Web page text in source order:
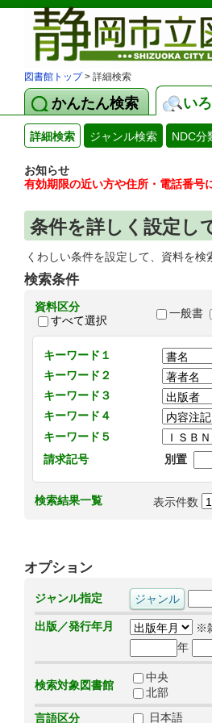
図書館トップ> 詳細検索
かんたん検索 い
詳細検索 ジャンル検索 NDC分
お知らせ
有効期限の近い方や住所・電話番号
条件を詳しく設定し
くわしい条件を設定して、資料を検
検索条件
資料区分
すべて選択
一般書
キーワード１
キーワード２
キーワード３
キーワード４
キーワード５
請求記号
別置
検索結果一覧 表示件数
オプション
ジャンル指定
出版／発行年月
※
年
検索対象図書館
中央
北部
言語区分
日本語